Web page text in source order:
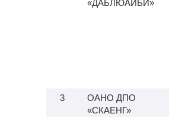
«ДАБЛЮАЙБИ»
ОАНО ДПО
«СКАЕНГ»